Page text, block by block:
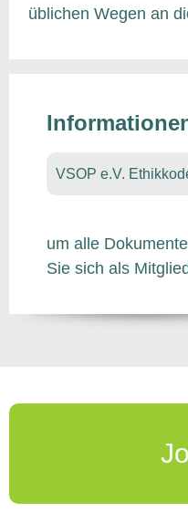
üblichen Wegen an
VSOP e.V.
um alle
Sie sich als